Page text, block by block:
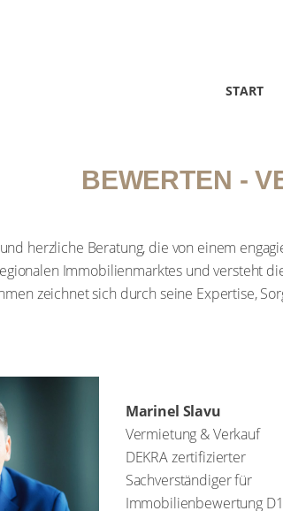
START
BEWERTEN -
Beratung, die von einem engagierten
die essenziellen Aspekte einer
und eine
Marinel Slavu
Vermietung & Verkauf
DEKRA zertifizierter
Sachverständiger für
Immobilienbewertung D1